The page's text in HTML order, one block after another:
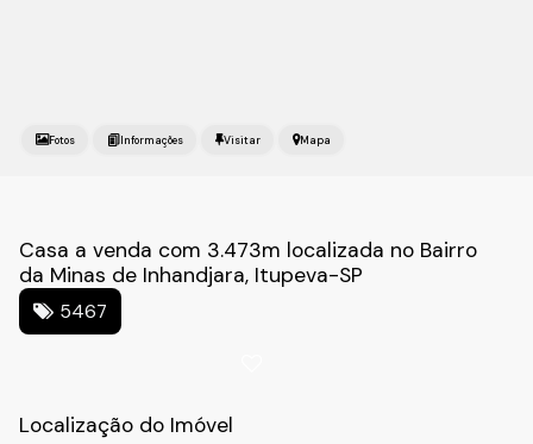
Fotos Mapa
Casa a venda com 3.473m localizada no Bairro
da Minas de Inhandjara, Itupeva-SP
5467
Localização do Imóvel